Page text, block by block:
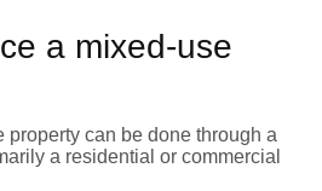
a mixed-use
property can be done through a
a residential or commercial